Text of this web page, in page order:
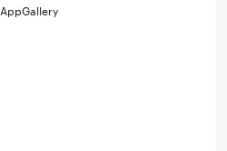
AppGallery